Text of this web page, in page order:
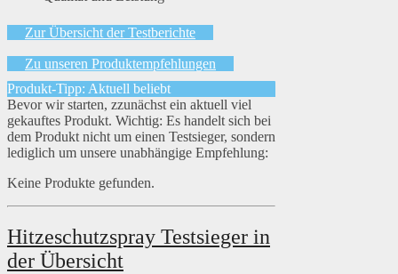
Zur Übersicht der Testberichte
Zu unseren Produktempfehlungen
Produkt-Tipp: Aktuell beliebt
Bevor wir starten, zzunächst ein aktuell viel
gekauftes Produkt. Wichtig: Es handelt sich bei
dem Produkt nicht um einen Testsieger, sondern
lediglich um unsere unabhängige Empfehlung:
Keine Produkte gefunden.
Hitzeschutzspray Testsieger in
der Übersicht